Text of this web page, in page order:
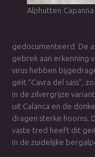
Alphutten
gedocumenteerd. De
gebrek aan erkenning
virus hebben
geit “Cavra del sass”,
in de zilvergrijze
uit Calanca en de
dragen sterke hoorns.
vaste tred heeft dit
in de zuidelijke